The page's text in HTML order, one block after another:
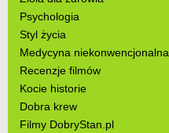
Psychologia
Styl życia
Medycyna niekonwencjonalna
Recenzje filmów
Kocie historie
Dobra krew
Filmy DobryStan.pl